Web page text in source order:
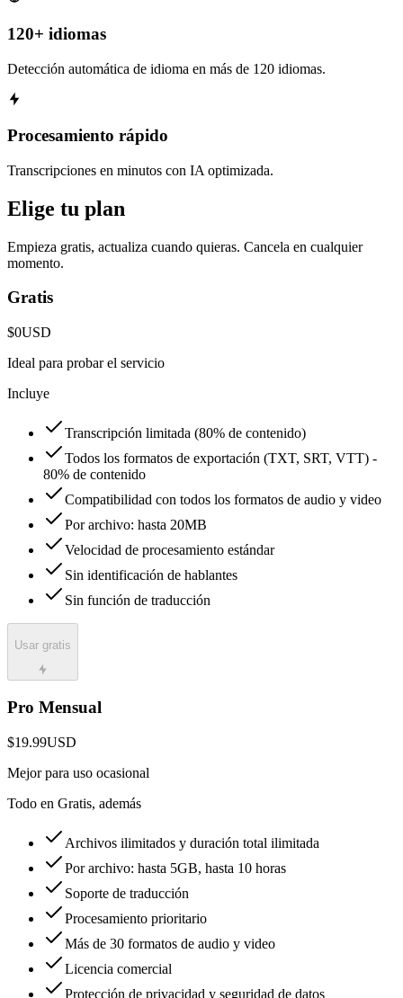
120+ idiomas
Detección automática de idioma en más de 120 idiomas.
Procesamiento rápido
Transcripciones en minutos con IA optimizada.
Elige tu plan
Empieza gratis, actualiza cuando quieras. Cancela en cualquier
momento.
Gratis
$0USD
Ideal para probar el servicio
Incluye
Transcripción limitada (80% de contenido)
Todos los formatos de exportación (TXT, SRT, VTT) -
80% de contenido
Compatibilidad con todos los formatos de audio y video
Por archivo: hasta 20MB
Velocidad de procesamiento estándar
Sin identificación de hablantes
Sin función de traducción
Usar gratis
Pro Mensual
$19.99USD
Mejor para uso ocasional
Todo en Gratis, además
Archivos ilimitados y duración total ilimitada
Por archivo: hasta 5GB, hasta 10 horas
Soporte de traducción
Procesamiento prioritario
Más de 30 formatos de audio y video
Licencia comercial
Protección de privacidad y seguridad de datos